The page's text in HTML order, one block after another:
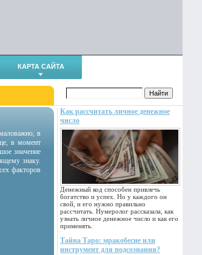
КАРТА САЙТА
Как рассчитать личное денежное
число
Денежный код способен привлечь
богатство и успех. Но у каждого он
свой, и его нужно правильно
рассчитать. Нумеролог рассказала, как
узнать личное денежное число и как его
применять.
Тайна Таро: мракобесие или
инструмент для подсознания?
в
в момент
значение
знаку.
факторов